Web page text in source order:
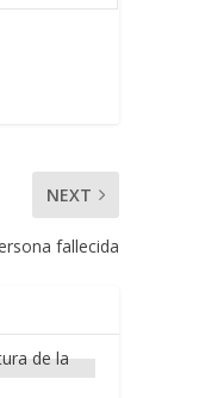
NEXT
fallecida